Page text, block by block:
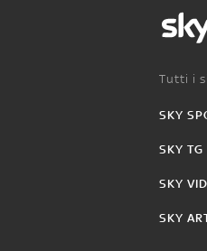
Tutti i
SKY
SKY TG
SKY
SKY